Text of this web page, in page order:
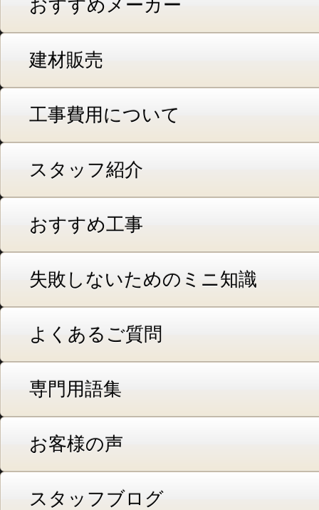
おすすめメーカー
建材販売
工事費用について
スタッフ紹介
おすすめ工事
失敗しないためのミニ知識
よくあるご質問
専門用語集
お客様の声
スタッフブログ